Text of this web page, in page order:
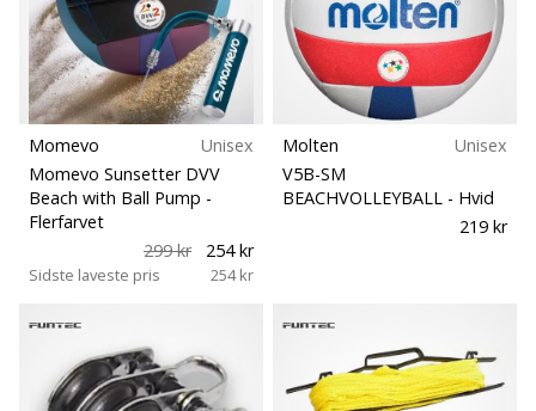
Momevo
Unisex
Momevo Sunsetter DVV
Beach with Ball Pump -
Flerfarvet
299 kr
254 kr
Sidste laveste pris 254 kr
Molten
Unisex
V5B-SM
BEACHVOLLEYBALL - Hvid
219 kr